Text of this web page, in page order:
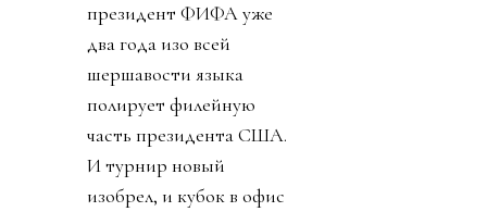
президент ФИФА уже
два года изо всей
шершавости языка
полирует филейную
часть президента США.
И турнир новый
изобрел, и кубок в офис